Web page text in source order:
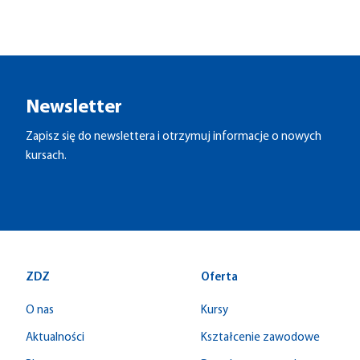
Newsletter
Zapisz się do newslettera i otrzymuj informacje o nowych
kursach.
ZDZ
O nas
Aktualności
Oferta
Kursy
Kształcenie zawodowe